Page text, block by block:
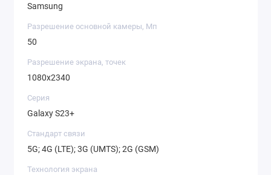
Samsung
Разрешение основной камеры, Мп
50
Разрешение экрана, точек
1080х2340
Серия
Galaxy S23+
Стандарт связи
5G; 4G (LTE); 3G (UMTS); 2G (GSM)
Технология экрана